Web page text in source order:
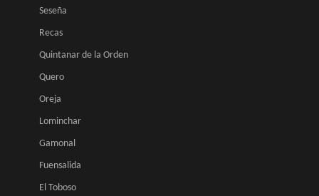
Seseña
Recas
Quintanar de la Orden
Quero
Oreja
Lominchar
Gamonal
Fuensalida
El Toboso